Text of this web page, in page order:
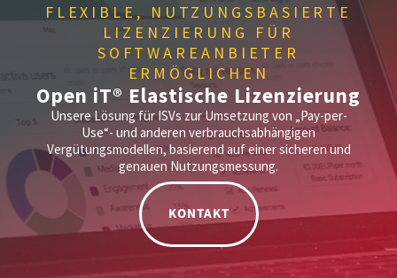
FLEXIBLE, NUTZUNGSBASIERTE
LIZENZIERUNG FÜR
SOFTWAREANBIETER
ERMÖGLICHEN
Open iT® Elastische Lizenzierung
Unsere Lösung für ISVs zur Umsetzung von „Pay-per-
Use“- und anderen verbrauchsabhängigen
Vergütungsmodellen, basierend auf einer sicheren und
genauen Nutzungsmessung.
KONTAKT